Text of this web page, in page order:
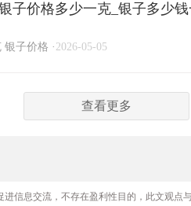
子价格多少一克_银子多少
银子价格 · 2026-05-05
查看更多
进信息交流，不存在盈利性目的，此文观